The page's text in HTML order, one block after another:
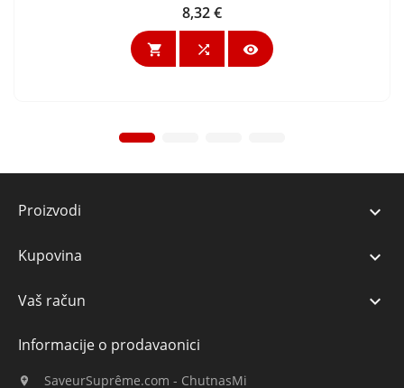
Cijena
8,32 €
  
Proizvodi 
Kupovina 
Vaš račun 
Informacije o prodavaonici
 SaveurSuprême.com - ChutnasMi